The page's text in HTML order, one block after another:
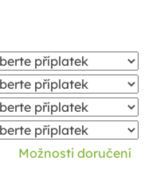
Možnosti doručení